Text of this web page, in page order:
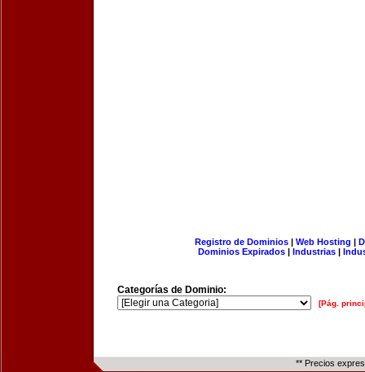
Registro de Dominios| Web Hosting |
Dominios Expirados | Industrias |
Categorías de Dominio:
[Pág.
** Precios